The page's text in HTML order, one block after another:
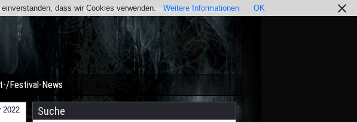
Facebook Instagram Impressum / Datenschutz
Festival-News
2022 Suche
dass wir Cookies verwenden. Weitere Informationen OK